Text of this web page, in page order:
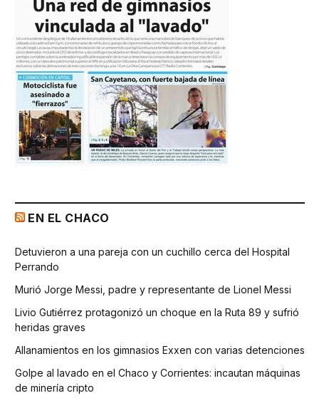
EN EL CHACO
Detuvieron a una pareja con un cuchillo cerca del Hospital
Perrando
Murió Jorge Messi, padre y representante de Lionel Messi
Livio Gutiérrez protagonizó un choque en la Ruta 89 y sufrió
heridas graves
Allanamientos en los gimnasios Exxen con varias detenciones
Golpe al lavado en el Chaco y Corrientes: incautan máquinas
de minería cripto